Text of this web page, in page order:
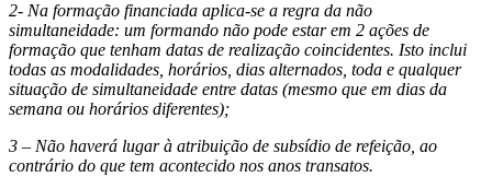
2- Na formação financiada aplica-se a regra da não
simultaneidade: um formando não pode estar em 2 ações de
formação que tenham datas de realização coincidentes. Isto inclui
todas as modalidades, horários, dias alternados, toda e qualquer
situação de simultaneidade entre datas (mesmo que em dias da
semana ou horários diferentes);
3 – Não haverá lugar à atribuição de subsídio de refeição, ao
contrário do que tem acontecido nos anos transatos.